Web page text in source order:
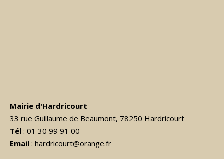
Mairie d'Hardricourt
33 rue Guillaume de Beaumont, 78250 Hardricourt
Tél : 01 30 99 91 00
Email : hardricourt@orange.fr